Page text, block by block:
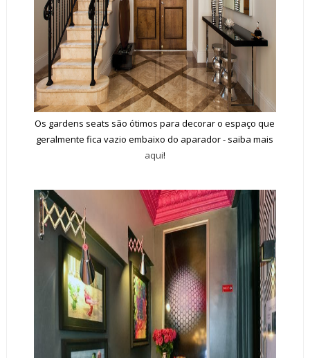
Os gardens seats são ótimos para decorar o espaço que
geralmente fica vazio embaixo do aparador - saiba mais
aqui!